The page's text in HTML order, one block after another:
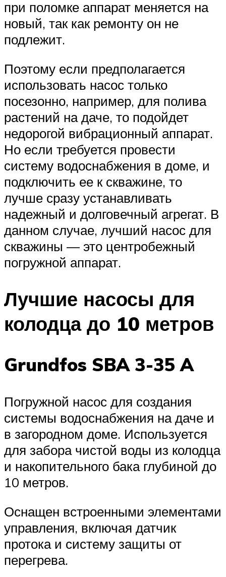
при поломке аппарат меняется на
новый, так как ремонту он не
подлежит.
Поэтому если предполагается
использовать насос только
посезонно, например, для полива
растений на даче, то подойдет
недорогой вибрационный аппарат.
Но если требуется провести
систему водоснабжения в доме, и
подключить ее к скважине, то
лучше сразу устанавливать
надежный и долговечный агрегат. В
данном случае, лучший насос для
скважины — это центробежный
погружной аппарат.
Лучшие насосы для
колодца до 10 метров
Grundfos SBA 3-35 A
Погружной насос для создания
системы водоснабжения на даче и
в загородном доме. Используется
для забора чистой воды из колодца
и накопительного бака глубиной до
10 метров.
Оснащен встроенными элементами
управления, включая датчик
протока и систему защиты от
перегрева.